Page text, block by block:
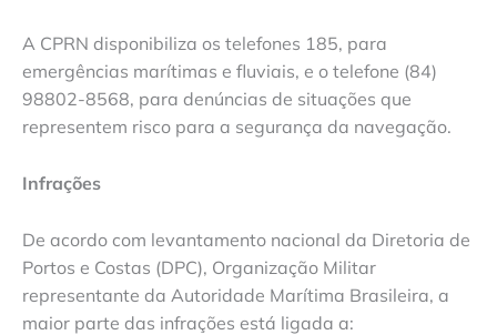
A CPRN disponibiliza os telefones 185, para
emergências marítimas e fluviais, e o telefone (84)
98802-8568, para denúncias de situações que
representem risco para a segurança da navegação.
Infrações
De acordo com levantamento nacional da Diretoria de
Portos e Costas (DPC), Organização Militar
representante da Autoridade Marítima Brasileira, a
maior parte das infrações está ligada a: